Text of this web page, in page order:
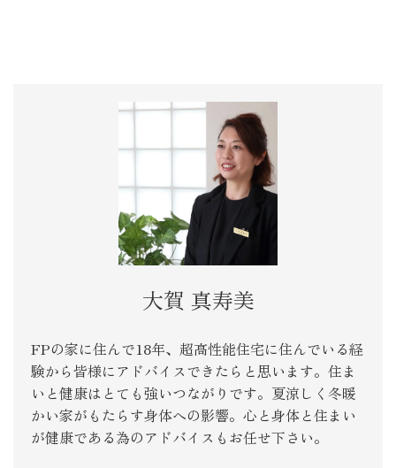
大賀 真寿美
FPの家に住んで18年、超高性能住宅に住んでいる経
験から皆様にアドバイスできたらと思います。住ま
いと健康はとても強いつながりです。夏涼しく冬暖
かい家がもたらす身体への影響。心と身体と住まい
が健康である為のアドバイスもお任せ下さい。